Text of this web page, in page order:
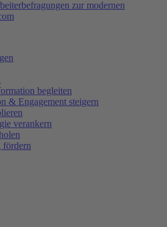
begleiten
& Engagement steigern
verankern
fördern